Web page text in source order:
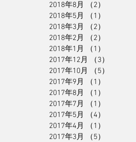
2018年8月
（2）
2018年5月
（1）
2018年3月
（2）
2018年2月
（2）
2018年1月
（1）
2017年12月
（3）
2017年10月
（5）
2017年9月
（1）
2017年8月
（1）
2017年7月
（1）
2017年5月
（4）
2017年4月
（1）
2017年3月
（5）